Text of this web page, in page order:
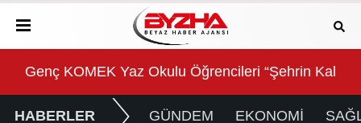
Yolculuk” Yaptı
Beyin sağlığı anne karnında başlıyor!
HABERLER GÜNDEM EKONOMİ